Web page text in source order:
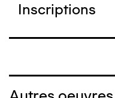
Inscriptions